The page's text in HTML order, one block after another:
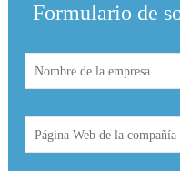
Instrumento
Formulario de